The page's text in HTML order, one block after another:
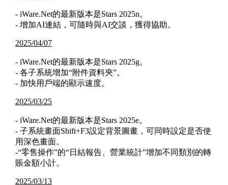
- iWare.Net的最新版本是Stars 2025n。
- 增加AI連結，可隨時與AI交談，獲得協助。
2025/04/07
- iWare.Net的最新版本是Stars 2025g。
- 各子系統增加“附件資料夾”。
- 加快用戶端的顯示速度。
2025/03/25
- iWare.Net的最新版本是Stars 2025e。
- 子系統畫面Shift+F3設定背景圖畫，可同時設定是否使
用深色畫面。
-“零售操作”的“日結報告、營業統計”增加不同類別的轉
賬金額小計。
2025/03/13